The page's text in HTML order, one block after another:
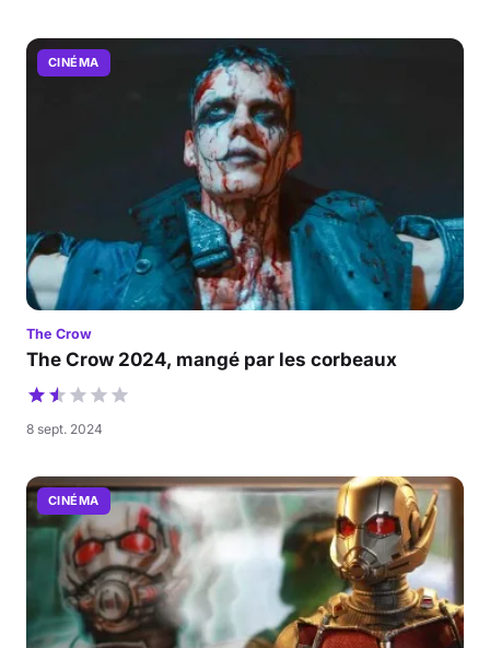
CINÉMA
The Crow
The Crow 2024, mangé par les corbeaux
8 sept. 2024
CINÉMA